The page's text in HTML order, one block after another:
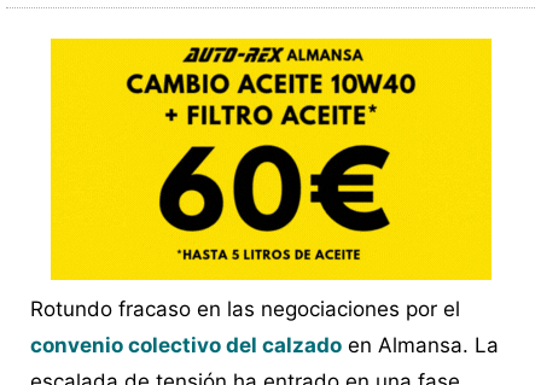
Rotundo fracaso en las negociaciones por el
convenio colectivo del calzado en Almansa. La